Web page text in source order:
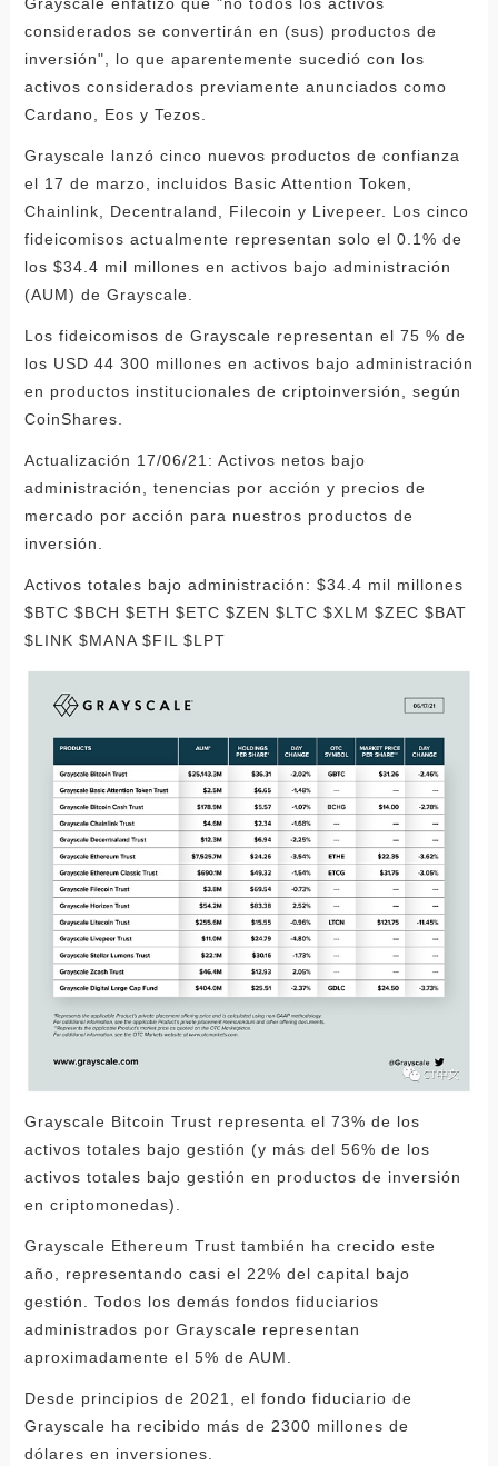
considerados se convertirán en (sus) productos de
inversión", lo que aparentemente sucedió con los
activos considerados previamente anunciados como
Cardano, Eos y Tezos.
Grayscale lanzó cinco nuevos productos de confianza
el 17 de marzo, incluidos Basic Attention Token,
Chainlink, Decentraland, Filecoin y Livepeer. Los cinco
fideicomisos actualmente representan solo el 0.1% de
los $34.4 mil millones en activos bajo administración
(AUM) de Grayscale.
Los fideicomisos de Grayscale representan el 75 % de
los USD 44 300 millones en activos bajo administración
en productos institucionales de criptoinversión, según
CoinShares.
Actualización 17/06/21: Activos netos bajo
administración, tenencias por acción y precios de
mercado por acción para nuestros productos de
inversión.
Activos totales bajo administración: $34.4 mil millones
$BTC $BCH $ETH $ETC $ZEN $LTC $XLM $ZEC $BAT
$LINK $MANA $FIL $LPT
Grayscale Bitcoin Trust representa el 73% de los
activos totales bajo gestión (y más del 56% de los
activos totales bajo gestión en productos de inversión
en criptomonedas).
Grayscale Ethereum Trust también ha crecido este
año, representando casi el 22% del capital bajo
gestión. Todos los demás fondos fiduciarios
administrados por Grayscale representan
aproximadamente el 5% de AUM.
Desde principios de 2021, el fondo fiduciario de
Grayscale ha recibido más de 2300 millones de
dólares en inversiones.